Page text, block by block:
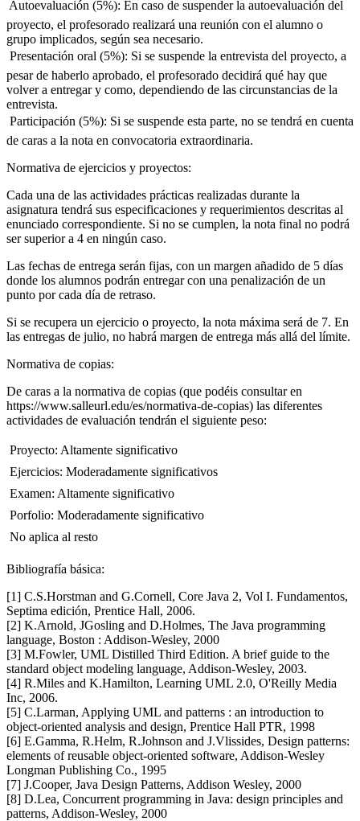
 Autoevaluación (5%): En caso de suspender la autoevaluación del
proyecto, el profesorado realizará una reunión con el alumno o
grupo implicados, según sea necesario.
 Presentación oral (5%): Si se suspende la entrevista del proyecto, a
pesar de haberlo aprobado, el profesorado decidirá qué hay que
volver a entregar y como, dependiendo de las circunstancias de la
entrevista.
 Participación (5%): Si se suspende esta parte, no se tendrá en cuenta
de caras a la nota en convocatoria extraordinaria.
Normativa de ejercicios y proyectos:
Cada una de las actividades prácticas realizadas durante la
asignatura tendrá sus especificaciones y requerimientos descritas al
enunciado correspondiente. Si no se cumplen, la nota final no podrá
ser superior a 4 en ningún caso.
Las fechas de entrega serán fijas, con un margen añadido de 5 días
donde los alumnos podrán entregar con una penalización de un
punto por cada día de retraso.
Si se recupera un ejercicio o proyecto, la nota máxima será de 7. En
las entregas de julio, no habrá margen de entrega más allá del límite.
Normativa de copias:
De caras a la normativa de copias (que podéis consultar en
https://www.salleurl.edu/es/normativa-de-copias) las diferentes
actividades de evaluación tendrán el siguiente peso:
 Proyecto: Altamente significativo
 Ejercicios: Moderadamente significativos
 Examen: Altamente significativo
 Porfolio: Moderadamente significativo
 No aplica al resto
Bibliografía básica:
[1] C.S.Horstman and G.Cornell, Core Java 2, Vol I. Fundamentos,
Septima edición, Prentice Hall, 2006.
[2] K.Arnold, JGosling and D.Holmes, The Java programming
language, Boston : Addison-Wesley, 2000
[3] M.Fowler, UML Distilled Third Edition. A brief guide to the
standard object modeling language, Addison-Wesley, 2003.
[4] R.Miles and K.Hamilton, Learning UML 2.0, O'Reilly Media
Inc, 2006.
[5] C.Larman, Applying UML and patterns : an introduction to
object-oriented analysis and design, Prentice Hall PTR, 1998
[6] E.Gamma, R.Helm, R.Johnson and J.Vlissides, Design patterns:
elements of reusable object-oriented software, Addison-Wesley
Longman Publishing Co., 1995
[7] J.Cooper, Java Design Patterns, Addison Wesley, 2000
[8] D.Lea, Concurrent programming in Java: design principles and
patterns, Addison-Wesley, 2000